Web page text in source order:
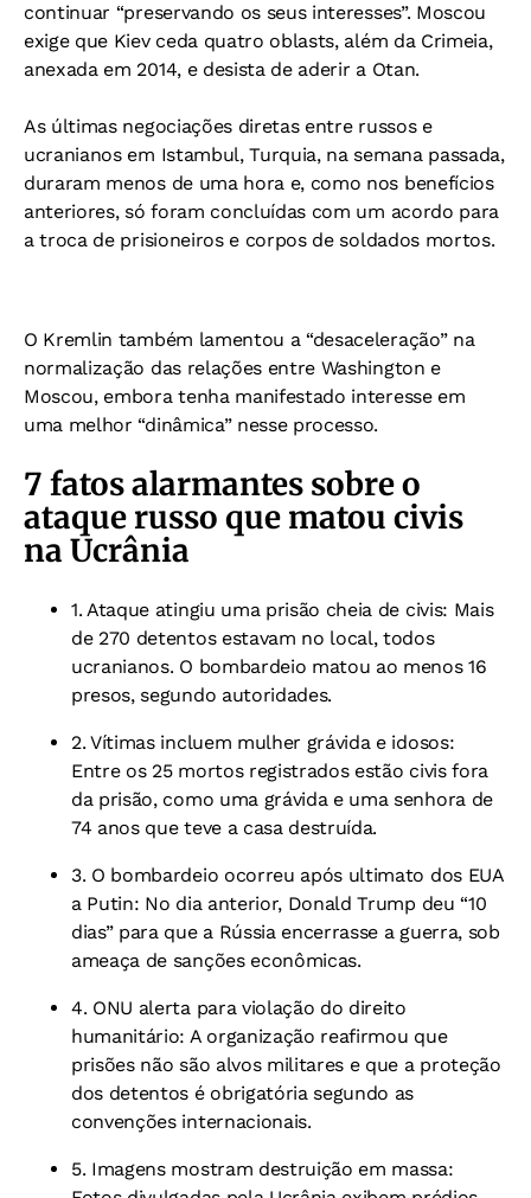
continuar “preservando os seus interesses”. Moscou
exige que Kiev ceda quatro oblasts, além da Crimeia,
anexada em 2014, e desista de aderir a Otan.
As últimas negociações diretas entre russos e
ucranianos em Istambul, Turquia, na semana passada,
duraram menos de uma hora e, como nos benefícios
anteriores, só foram concluídas com um acordo para
a troca de prisioneiros e corpos de soldados mortos.
O Kremlin também lamentou a “desaceleração” na
normalização das relações entre Washington e
Moscou, embora tenha manifestado interesse em
uma melhor “dinâmica” nesse processo.
7 fatos alarmantes sobre o
ataque russo que matou civis
na Ucrânia
1. Ataque atingiu uma prisão cheia de civis: Mais
de 270 detentos estavam no local, todos
ucranianos. O bombardeio matou ao menos 16
presos, segundo autoridades.
2. Vítimas incluem mulher grávida e idosos:
Entre os 25 mortos registrados estão civis fora
da prisão, como uma grávida e uma senhora de
74 anos que teve a casa destruída.
3. O bombardeio ocorreu após ultimato dos EUA
a Putin: No dia anterior, Donald Trump deu “10
dias” para que a Rússia encerrasse a guerra, sob
ameaça de sanções econômicas.
4. ONU alerta para violação do direito
humanitário: A organização reafirmou que
prisões não são alvos militares e que a proteção
dos detentos é obrigatória segundo as
convenções internacionais.
5. Imagens mostram destruição em massa: